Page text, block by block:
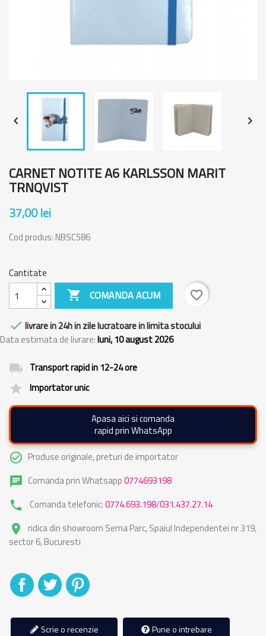
 
CARNET NOTITE A6 KARLSSON MARIT
TRNQVIST
37,00 lei
Cod produs: NBSC586
Cantitate
 COMANDA ACUM favorite_border
 livrare in 24h in zile lucratoare in limita stocului
Data estimata de livrare:luni, 10 august 2026
local_shipping Transport rapid in 12-24 ore
grade Importator unic
Apasa aici si comanda
rapid prin WhatsApp
check_circle_outline Produse originale, preturi de importator
chat Comanda prin Whatsapp0774693198
phone Comanda telefonic:0774.693.198/031.437.27.14
place
ridica din showroom Sema Parc, Spaiul Independentei nr 319,
sector 6, Bucuresti
DistribuitiTweet
Scrie o recenzie Pune o intrebare